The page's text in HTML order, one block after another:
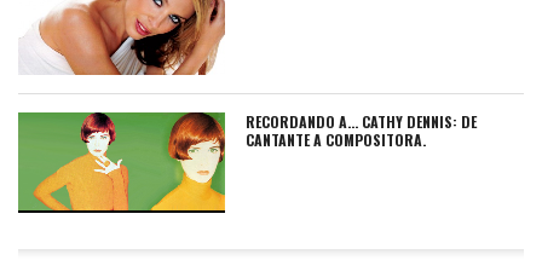
RECORDANDO A… CATHY DENNIS: DE
CANTANTE A COMPOSITORA.